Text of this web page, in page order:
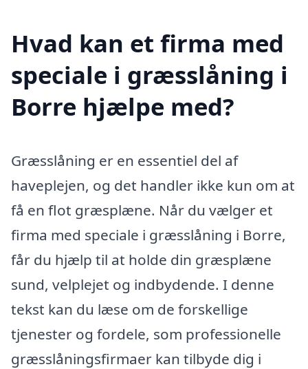
Hvad kan et firma med
speciale i græsslåning i
Borre hjælpe med?
Græsslåning er en essentiel del af
haveplejen, og det handler ikke kun om at
få en flot græsplæne. Når du vælger et
firma med speciale i græsslåning i Borre,
får du hjælp til at holde din græsplæne
sund, velplejet og indbydende. I denne
tekst kan du læse om de forskellige
tjenester og fordele, som professionelle
græsslåningsfirmaer kan tilbyde dig i